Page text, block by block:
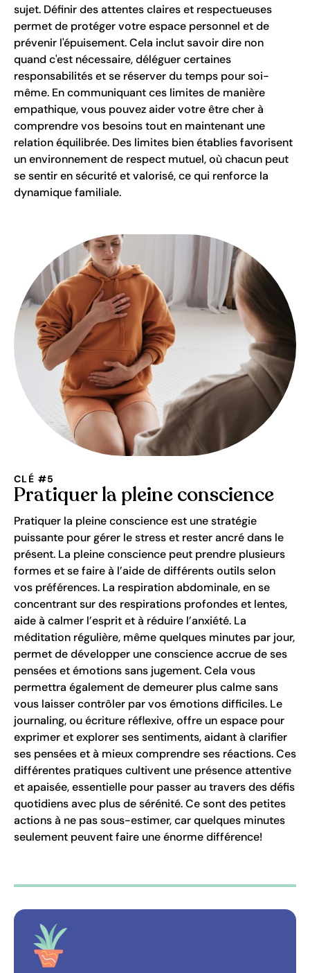
sujet. Définir des attentes claires et respectueuses
permet de protéger votre espace personnel et de
prévenir l'épuisement. Cela inclut savoir dire non
quand c'est nécessaire, déléguer certaines
responsabilités et se réserver du temps pour soi-
même. En communiquant ces limites de manière
empathique, vous pouvez aider votre être cher à
comprendre vos besoins tout en maintenant une
relation équilibrée. Des limites bien établies favorisent
un environnement de respect mutuel, où chacun peut
se sentir en sécurité et valorisé, ce qui renforce la
dynamique familiale.
CLÉ #5
Pratiquer la pleine conscience
Pratiquer la pleine conscience est une stratégie
puissante pour gérer le stress et rester ancré dans le
présent. La pleine conscience peut prendre plusieurs
formes et se faire à l’aide de différents outils selon
vos préférences. La respiration abdominale, en se
concentrant sur des respirations profondes et lentes,
aide à calmer l’esprit et à réduire l’anxiété. La
méditation régulière, même quelques minutes par jour,
permet de développer une conscience accrue de ses
pensées et émotions sans jugement. Cela vous
permettra également de demeurer plus calme sans
vous laisser contrôler par vos émotions difficiles. Le
journaling, ou écriture réflexive, offre un espace pour
exprimer et explorer ses sentiments, aidant à clarifier
ses pensées et à mieux comprendre ses réactions. Ces
différentes pratiques cultivent une présence attentive
et apaisée, essentielle pour passer au travers des défis
quotidiens avec plus de sérénité. Ce sont des petites
actions à ne pas sous-estimer, car quelques minutes
seulement peuvent faire une énorme différence!